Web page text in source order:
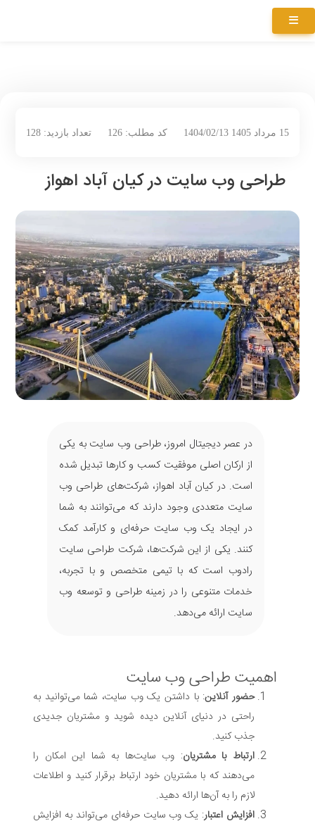
کد مطلب: 126 تعداد بازدید: 128
طراحی وب سایت در کیان آباد اهواز
در عصر دیجیتال امروز، طراحی وب سایت به یکی
از ارکان اصلی موفقیت کسب و کارها تبدیل شده
است. در کیان آباد اهواز، شرکت‌های طراحی وب
سایت متعددی وجود دارند که می‌توانند به شما
در ایجاد یک وب سایت حرفه‌ای و کارآمد کمک
کنند. یکی از این شرکت‌ها، شرکت طراحی سایت
رادوب است که با تیمی متخصص و با تجربه،
خدمات متنوعی را در زمینه طراحی و توسعه وب
سایت ارائه می‌دهد.
اهمیت طراحی وب سایت
حضور آنلاین: با داشتن یک وب سایت، شما می‌توانید به
راحتی در دنیای آنلاین دیده شوید و مشتریان جدیدی
جذب کنید.
ارتباط با مشتریان: وب سایت‌ها به شما این امکان را
می‌دهند که با مشتریان خود ارتباط برقرار کنید و اطلاعات
لازم را به آن‌ها ارائه دهید.
افزایش اعتبار: یک وب سایت حرفه‌ای می‌تواند به افزایش